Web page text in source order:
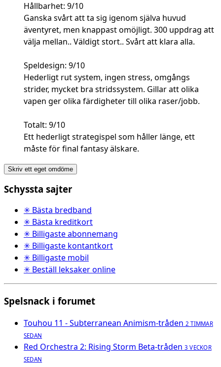
Hållbarhet: 9/10
Ganska svårt att ta sig igenom själva huvud
äventyret, men knappast omöjligt. 300 uppdrag att
välja mellan.. Väldigt stort.. Svårt att klara alla.
Speldesign: 9/10
Hederligt rut system, ingen stress, omgångs
strider, mycket bra stridssystem. Gillar att olika
vapen ger olika färdigheter till olika raser/jobb.
Totalt: 9/10
Ett hederligt strategispel som håller länge, ett
måste för final fantasy älskare.
Skriv ett eget omdöme
Schyssta sajter
✳ Bästa bredband
✳ Bästa kreditkort
✳ Billigaste abonnemang
✳ Billigaste kontantkort
✳ Billigaste mobil
✳ Beställ leksaker online
Spelsnack i forumet
Touhou 11 - Subterranean Animism-tråden 2 TIMMAR
SEDAN
Red Orchestra 2: Rising Storm Beta-tråden 3 VECKOR
SEDAN